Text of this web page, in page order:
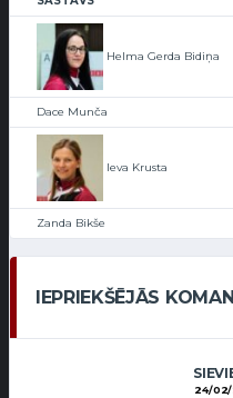
Helma Gerda Bidiņa
Dace Munča
Ieva Krusta
Zanda Bikše
IEPRIEKŠĒJĀS
24/